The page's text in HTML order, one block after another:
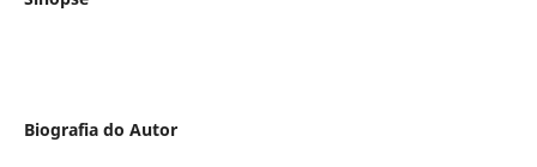
Biografia do Autor